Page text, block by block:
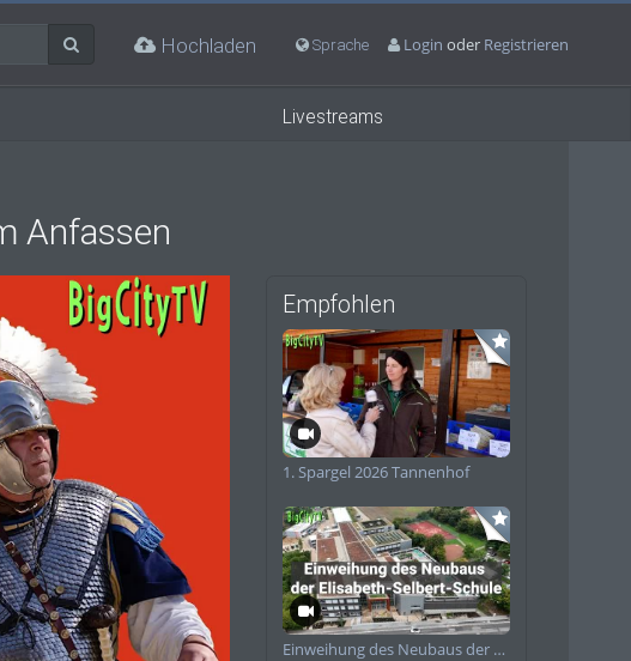
Hochladen Sprache Login oder Registrieren
Livestreams
Anfassen
Empfohlen
1. Spargel 2026 Tannenhof
Einweihung des Neubaus der Elisabeth-Selbert-Schule